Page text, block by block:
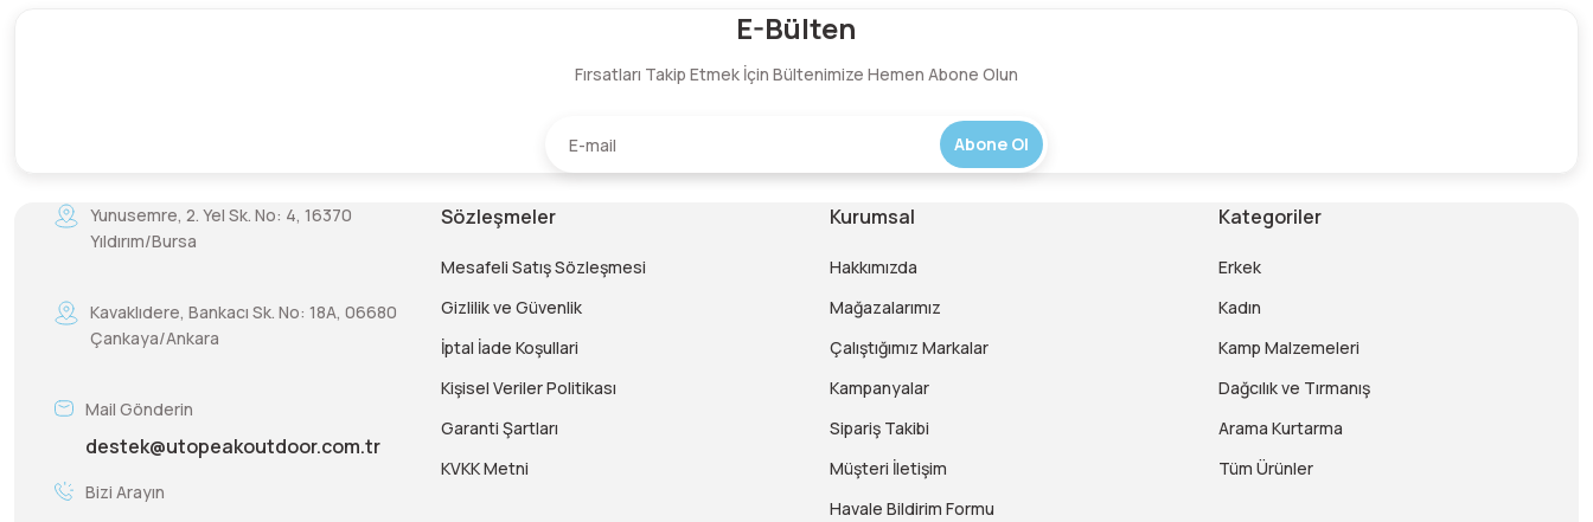
Yorum Yaz
E-Bülten
Fırsatları Takip Etmek İçin Bültenimize Hemen Abone Olun
Abone Ol
Yunusemre, 2. Yel Sk. No: 4, 16370
Yıldırım/Bursa
Kavaklıdere, Bankacı Sk. No: 18A, 06680
Çankaya/Ankara
Mail Gönderin
destek@utopeakoutdoor.com.tr
Bizi Arayın
Sözleşmeler
Mesafeli Satış Sözleşmesi
Gizlilik ve Güvenlik
İptal İade Koşullari
Kişisel Veriler Politikası
Garanti Şartları
KVKK Metni
Kurumsal
Hakkımızda
Mağazalarımız
Çalıştığımız Markalar
Kampanyalar
Sipariş Takibi
Müşteri İletişim
Havale Bildirim Formu
Kategoriler
Erkek
Kadın
Kamp Malzemeleri
Dağcılık ve Tırmanış
Arama Kurtarma
Tüm Ürünler